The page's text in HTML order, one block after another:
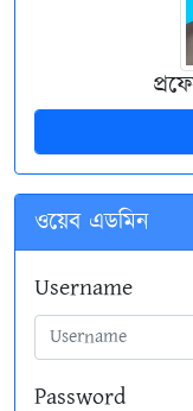
ওয়েব এডমিন
Username
Password